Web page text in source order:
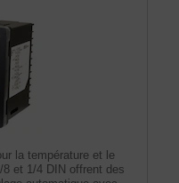
la température et le
et 1/4 DIN offrent des